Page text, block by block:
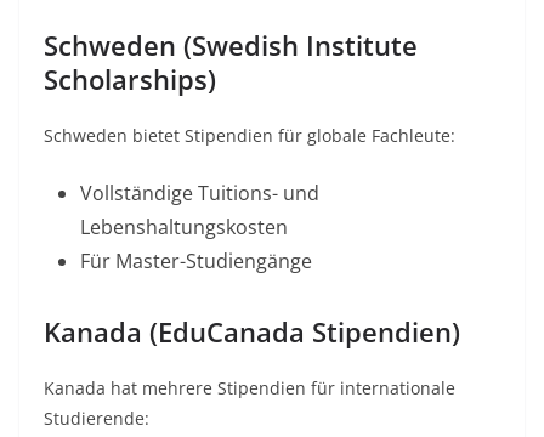
Schweden (Swedish Institute
Scholarships)
Schweden bietet Stipendien für globale Fachleute:
Vollständige Tuitions- und
Lebenshaltungskosten
Für Master-Studiengänge​
Kanada (EduCanada Stipendien)
Kanada hat mehrere Stipendien für internationale
Studierende: